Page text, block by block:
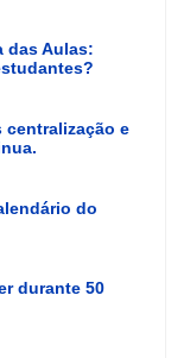
das Aulas:
centralização e
do
durante 50